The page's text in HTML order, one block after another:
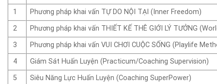
1
Phương pháp khai vấn TỰ DO NỘI TẠI (Inner Freedom)
2
Phương pháp khai vấn THIẾT KẾ THÊ GIỚI LÝ TƯỞNG
3
Phương pháp khai vấn VUI CHƠI CUỘC SỐNG (Playlife
4
Giám Sát Huấn Luyện (Practicum/Coaching Supervision)
5
Siêu Năng Lực Huấn Luyện (Coaching SuperPower)